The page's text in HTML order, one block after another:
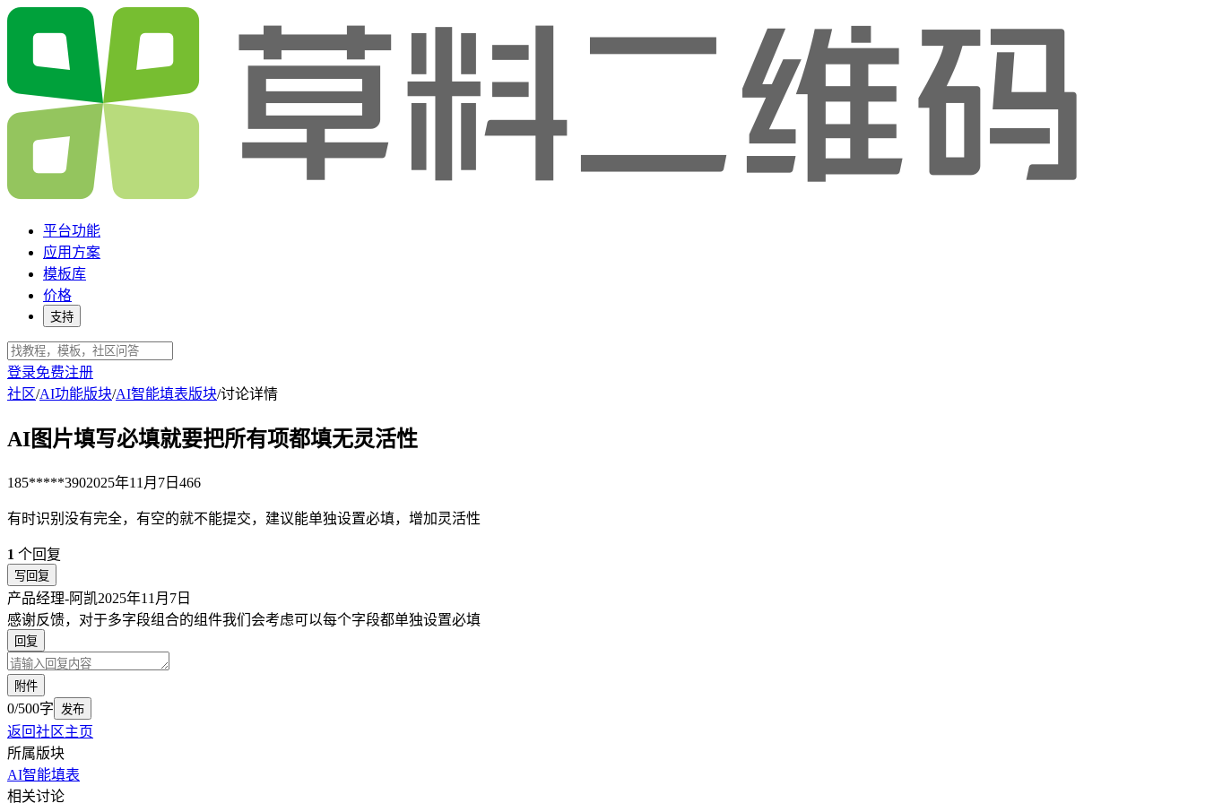
平台功能
应用方案
模板库
价格
支持
登录免费注册
社区/AI功能版块/AI智能填表版块/讨论详情
AI图片填写必填就要把所有项都填无灵活性
185*****3902025年11月7日 466
有时识别没有完全，有空的就不能提交，建议能单独设置必填，增加灵活性
1 个回复
写回复
产品经理-阿凯2025年11月7日
感谢反馈，对于多字段组合的组件我们会考虑可以每个字段都单独设置必填
回复
附件
0/500字 发布
返回社区主页
所属版块
AI智能填表
相关讨论